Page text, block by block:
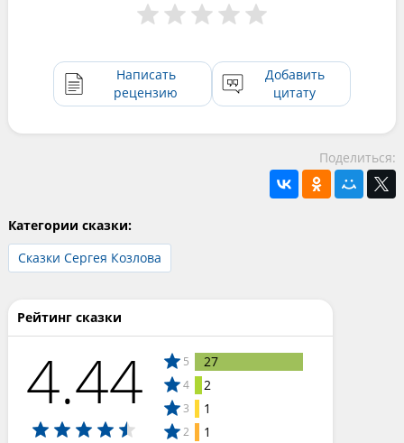
Написать
рецензию
Добавить
цитату
Поделиться:
Категории сказки:
Сказки Сергея Козлова
Рейтинг сказки
4.44 5 27
4 2
3 1
2 1